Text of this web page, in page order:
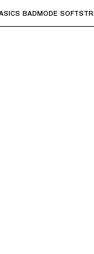
openen en
BADMODE